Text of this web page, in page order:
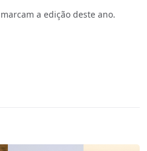
a edição deste ano.